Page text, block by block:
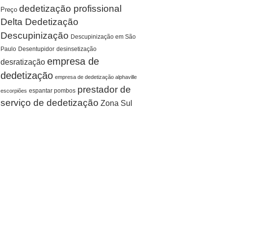
Preço dedetização profissional
Delta Dedetização
Descupinização Descupinização em São
Paulo Desentupidor desinsetização
desratização empresa de
dedetização empresa de dedetização alphaville
escorpiões espantar pombos prestador de
serviço de dedetização Zona Sul